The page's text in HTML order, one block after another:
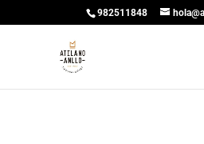
982511848